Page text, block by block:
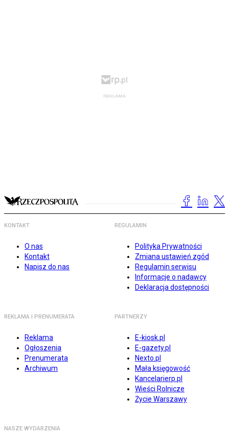
KONTAKT
O nas
Kontakt
Napisz do nas
REGULAMIN
Polityka Prywatności
Zmiana ustawień zgód
Regulamin serwisu
Informacje o nadawcy
Deklaracja dostępności
REKLAMA I PRENUMERATA
Reklama
Ogłoszenia
Prenumerata
Archiwum
PARTNERZY
E-kiosk.pl
E-gazety.pl
Nexto.pl
Mała księgowość
Kancelarierp.pl
Wieści Rolnicze
Życie Warszawy
NASZE WYDARZENIA